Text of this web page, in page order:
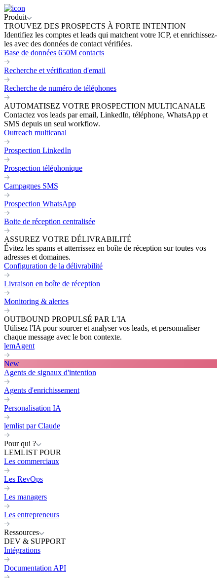
Produit
TROUVEZ DES PROSPECTS À FORTE INTENTION
Identifiez les comptes et leads qui matchent votre ICP, et enrichissez-
les avec des données de contact vérifiées.
Base de données 650M contacts
Recherche et vérification d'email
Recherche de numéro de téléphones
AUTOMATISEZ VOTRE PROSPECTION MULTICANALE
Contactez vos leads par email, LinkedIn, téléphone, WhatsApp et
SMS depuis un seul workflow.
Outreach multicanal
Prospection LinkedIn
Prospection téléphonique
Campagnes SMS
Prospection WhatsApp
Boite de réception centralisée
ASSUREZ VOTRE DÉLIVRABILITÉ
Évitez les spams et atterrissez en boîte de réception sur toutes vos
adresses et domaines.
Configuration de la délivrabilité
Livraison en boîte de réception
Monitoring & alertes
OUTBOUND PROPULSÉ PAR L'IA
Utilisez l'IA pour sourcer et analyser vos leads, et personnaliser
chaque message avec le bon contexte.
lemAgent
New
Agents de signaux d'intention
Agents d'enrichissement
Personalisation IA
lemlist par Claude
Pour qui ?
LEMLIST POUR
Les commerciaux
Les RevOps
Les managers
Les entrepreneurs
Ressources
DEV & SUPPORT
Intégrations
Documentation API